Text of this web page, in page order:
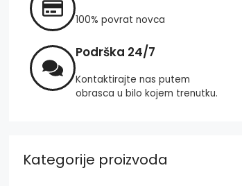
100% povrat novca
Podrška 24/7
Kontaktirajte nas putem
obrasca u bilo kojem trenutku.
Kategorije proizvoda